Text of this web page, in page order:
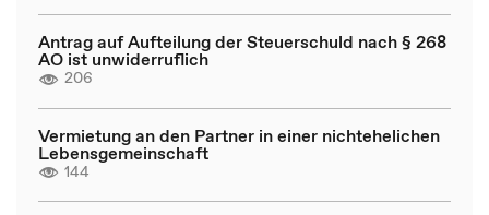
Antrag auf Aufteilung der Steuerschuld nach § 268
AO ist unwiderruflich
206
Vermietung an den Partner in einer nichtehelichen
Lebensgemeinschaft
144